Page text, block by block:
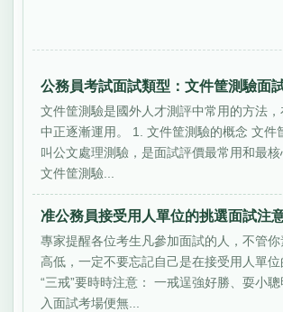
公務員考試面試類型：文件筐測驗面
文件筐測驗是國外人才測評中常用的方法
中正逐漸運用。 1. 文件筐測驗的概念 文件
叫公文處理測驗，是面試評價最常用和最核
文件筐測驗...
准公務員接受用人單位的挑選面試注
專家提醒各位考生凡參加面試的人，不管
高低，一定不要忘記自己是在接受用人單
“三戒”要時時注意： 一戒逞強好勝、耍小
入面試考場便無...